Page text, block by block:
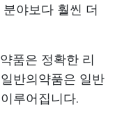
야보다 훨씬 더
품은 정확한 리
반의약품은 일반
루어집니다.